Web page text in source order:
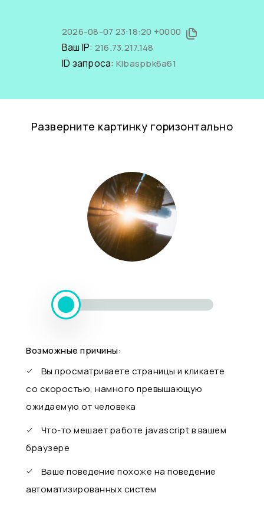
2026-08-07 23:18:20 +0000
Ваш IP: 216.73.217.148
ID запроса: KIbaspbk6a61
Разверните картинку горизонтально
Возможные причины:
Вы просматриваете страницы и кликаете
со скоростью, намного превышающую
ожидаемую от человека
Что-то мешает работе javascript в вашем
браузере
Ваше поведение похоже на поведение
автоматизированных систем